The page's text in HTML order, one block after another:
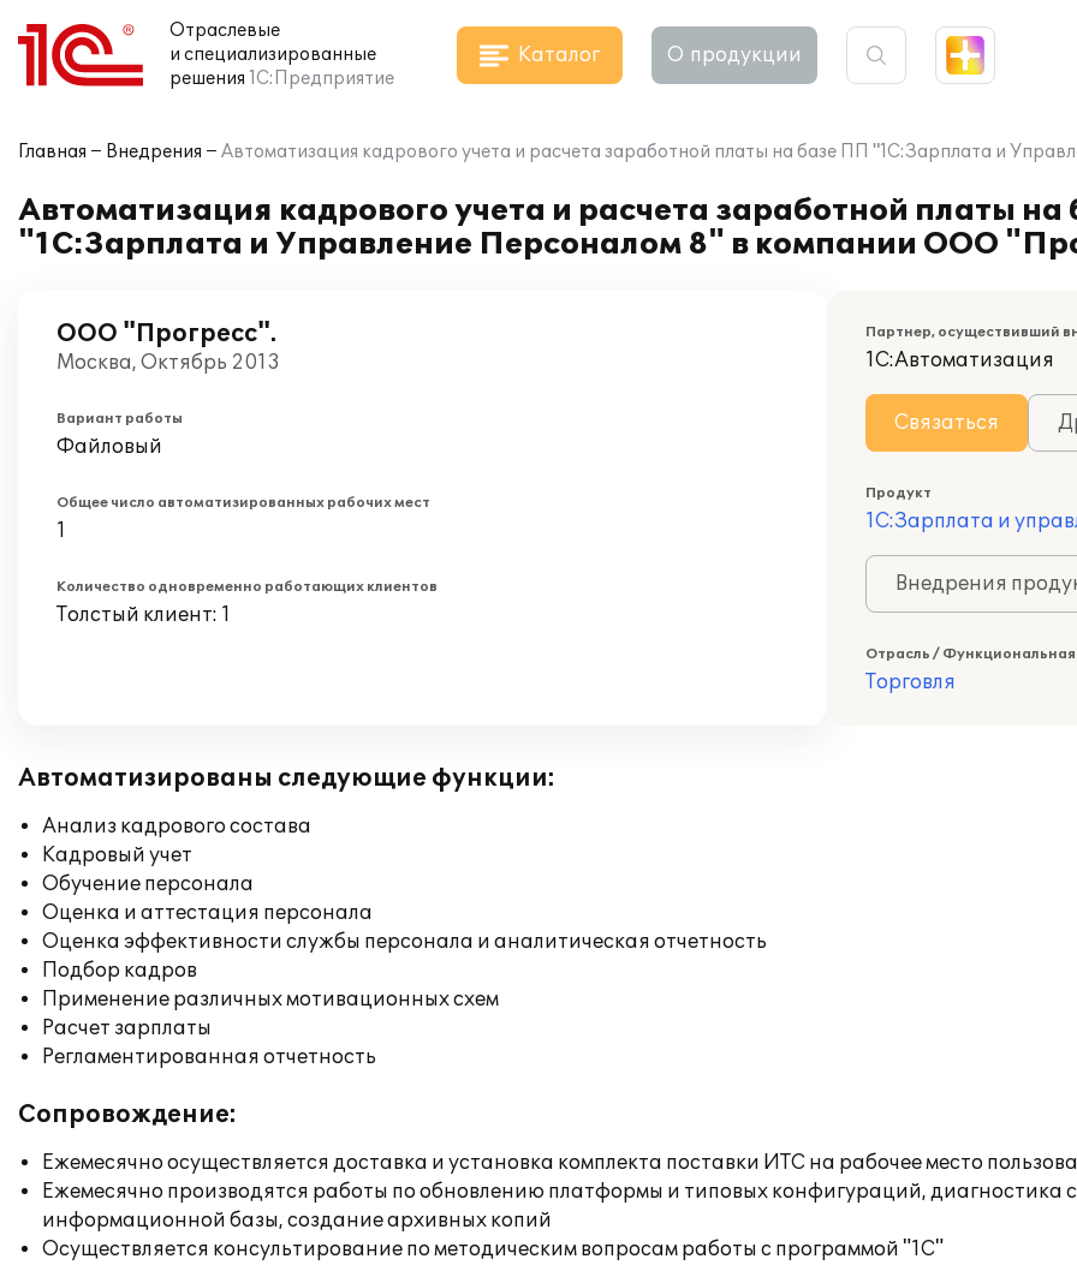
Отраслевые
и специализированные
решения 1С:Предприятие
Каталог О продукции
Главная Внедрения Автоматизация кадрового учета и расчета заработной платы на базе ПП "1С:Зарплата и
Автоматизация кадрового учета и расчета заработной платы на
"1С:Зарплата и Управление Персоналом 8" в компании ООО
ООО "Прогресс".
Москва, Октябрь 2013
Вариант работы
Файловый
Общее число автоматизированных рабочих мест
1
Количество одновременно работающих клиентов
Толстый клиент: 1
Партнер, осуществивший
1С:Автоматизация
Связаться
Продукт
1С:Зарплата и
Внедрения
Отрасль / Функциональная
Торговля
Автоматизированы следующие функции:
Анализ кадрового состава
Кадровый учет
Обучение персонала
Оценка и аттестация персонала
Оценка эффективности службы персонала и аналитическая отчетность
Подбор кадров
Применение различных мотивационных схем
Расчет зарплаты
Регламентированная отчетность
Сопровождение:
Ежемесячно осуществляется доставка и установка комплекта поставки ИТС на рабочее место
Ежемесячно производятся работы по обновлению платформы и типовых конфигураций, диагностика
информационной базы, создание архивных копий
Осуществляется консультирование по методическим вопросам работы с программой "1С"